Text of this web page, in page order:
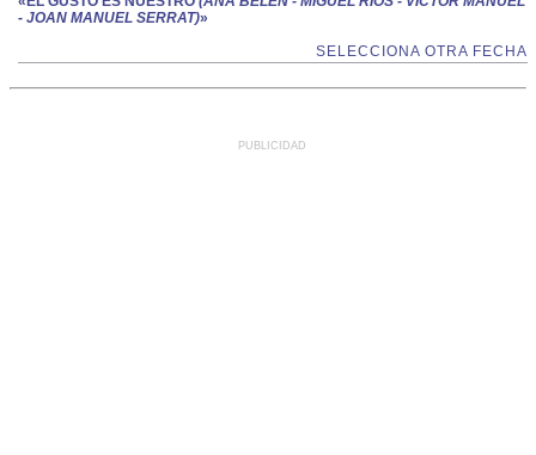
- JOAN MANUEL SERRAT)»
SELECCIONA OTRA FECHA
PUBLICIDAD